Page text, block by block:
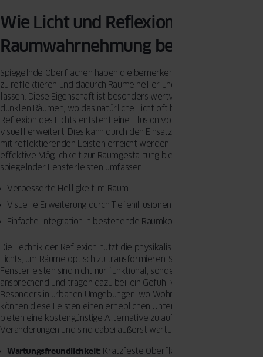
Wie Licht und Reflexionen die
Raumwahrnehmung beeinflussen
Spiegelnde Oberflächen haben die bemerkenswerte Fähigkeit, Licht
zu reflektieren und dadurch Räume heller und offener erscheinen zu
lassen. Diese Eigenschaft ist besonders wertvoll in schmalen oder
dunklen Räumen, wo das natürliche Licht oft begrenzt ist. Durch die
Reflexion des Lichts entsteht eine Illusion von Tiefe, die den Raum
visuell erweitert. Dies kann durch den Einsatz von Fensterelementen
mit reflektierenden Leisten erreicht werden, die eine einfache, aber
effektive Möglichkeit zur Raumgestaltung bieten. Die Vorteile
spiegelnder Fensterleisten umfassen:
Verbesserte Helligkeit im Raum
Visuelle Erweiterung durch Tiefenillusionen
Einfache Integration in bestehende Raumkonzepte
Die Technik der Reflexion nutzt die physikalischen Eigenschaften des
Lichts, um Räume optisch zu transformieren. Spiegelnde
Fensterleisten sind nicht nur funktional, sondern auch ästhetisch
ansprechend und tragen dazu bei, ein Gefühl von Weite zu erzeugen.
Besonders in urbanen Umgebungen, wo Wohnraum oft begrenzt ist,
können diese Leisten einen erheblichen Unterschied machen. Sie
bieten eine kostengünstige Alternative zu aufwändigen baulichen
Veränderungen und sind dabei äußerst wartungsfreundlich.
Wartungsfreundlichkeit: Kratzfeste Oberflächen erleichtern die